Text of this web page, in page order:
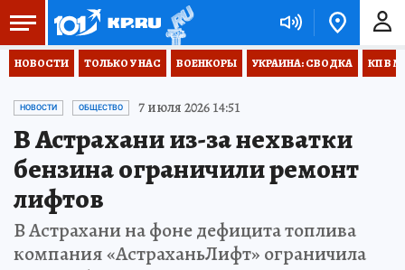
НОВОСТИ ТОЛЬКО У НАС ВОЕНКОРЫ УКРАИНА: СВОДКА КП В
НОВОСТИ ОБЩЕСТВО 7 июля 2026 14:51
В Астрахани из-за нехватки
бензина ограничили ремонт
лифтов
В Астрахани на фоне дефицита топлива
компания «АстраханьЛифт» ограничила